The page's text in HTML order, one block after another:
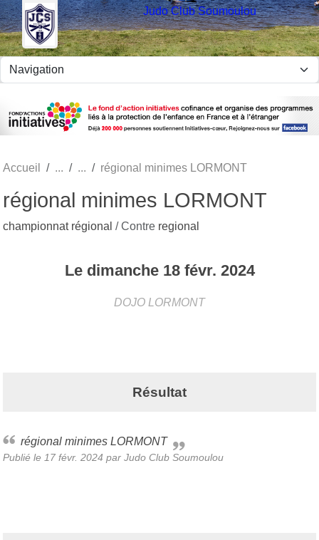
Judo Club Soumoulou
Accueil régional minimes LORMONT
régional minimes LORMONT
championnat régional / Contre regional
Le dimanche 18 févr. 2024
DOJO LORMONT
Résultat
régional minimes LORMONT
Publié le 17 févr. 2024 par Judo Club Soumoulou
Panneau de gestion des cookies